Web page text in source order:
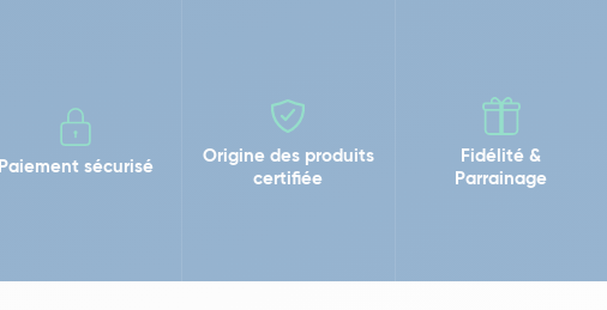
Paiement sécurisé
Origine des produits
certifiée
Fidélité &
Parrainage